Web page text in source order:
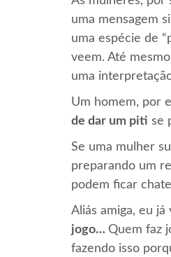
uma mensagem
uma espécie de
veem. Até mesmo
uma
Um homem, por
de dar um piti se
Se uma mulher
preparando um
podem ficar
Aliás amiga, eu
jogo… Quem faz
fazendo isso